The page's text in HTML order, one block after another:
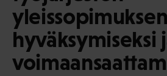
yleissopimuksen
hyväksymiseksi